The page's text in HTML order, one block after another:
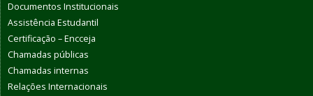
Documentos Institucionais
Assistência Estudantil
Certificação – Encceja
Chamadas públicas
Chamadas internas
Relações Internacionais